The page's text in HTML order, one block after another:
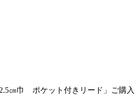
㎝巾 ポケット付きリード」ご購入